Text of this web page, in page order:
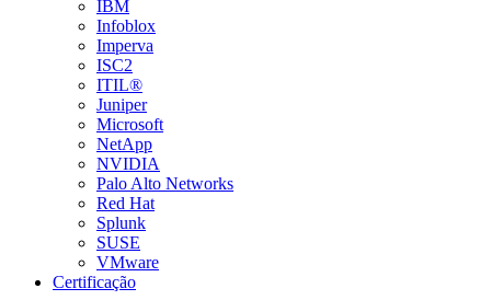
IBM
Infoblox
Imperva
ISC2
ITIL®
Juniper
Microsoft
NetApp
NVIDIA
Palo Alto Networks
Red Hat
Splunk
SUSE
VMware
Certificação